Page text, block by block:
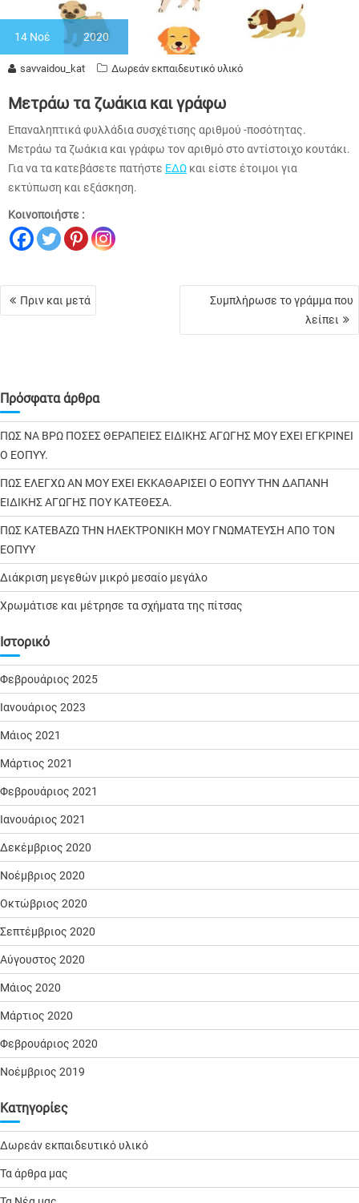
14 Νοέ 2020
savvaidou_kat Δωρεάν εκπαιδευτικό υλικό
Μετράω τα ζωάκια και γράφω
Επαναληπτικά φυλλάδια συσχέτισης αριθμού -ποσότητας.
Μετράω τα ζωάκια και γράφω τον αριθμό στο αντίστοιχο κουτάκι.
Για να τα κατεβάσετε πατήστε ΕΔΩ και είστε έτοιμοι για
εκτύπωση και εξάσκηση.
Κοινοποιήστε :
Πλοήγηση
άρθρων
Πριν και μετά
Συμπλήρωσε το γράμμα που
λείπει
Πρόσφατα άρθρα
ΠΩΣ ΝΑ ΒΡΩ ΠΟΣΕΣ ΘΕΡΑΠΕΙΕΣ ΕΙΔΙΚΗΣ ΑΓΩΓΗΣ ΜΟΥ ΕΧΕΙ ΕΓΚΡΙΝΕΙ
Ο ΕΟΠΥΥ.
ΠΩΣ ΕΛΕΓΧΩ ΑΝ ΜΟΥ ΕΧΕΙ ΕΚΚΑΘΑΡΙΣΕΙ Ο ΕΟΠΥΥ ΤΗΝ ΔΑΠΑΝΗ
ΕΙΔΙΚΗΣ ΑΓΩΓΗΣ ΠΟΥ ΚΑΤΕΘΕΣΑ.
ΠΩΣ ΚΑΤΕΒΑΖΩ ΤΗΝ ΗΛΕΚΤΡΟΝΙΚΗ ΜΟΥ ΓΝΩΜΑΤΕΥΣΗ ΑΠΟ ΤΟΝ
ΕΟΠΥΥ
Διάκριση μεγεθών μικρό μεσαίο μεγάλο
Χρωμάτισε και μέτρησε τα σχήματα της πίτσας
Ιστορικό
Φεβρουάριος 2025
Ιανουάριος 2023
Μάιος 2021
Μάρτιος 2021
Φεβρουάριος 2021
Ιανουάριος 2021
Δεκέμβριος 2020
Νοέμβριος 2020
Οκτώβριος 2020
Σεπτέμβριος 2020
Αύγουστος 2020
Μάιος 2020
Μάρτιος 2020
Φεβρουάριος 2020
Νοέμβριος 2019
Kατηγορίες
Δωρεάν εκπαιδευτικό υλικό
Τα άρθρα μας